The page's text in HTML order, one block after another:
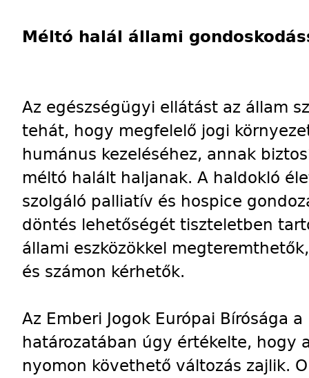
Méltó halál állami
Az egészségügyi ellátást az állam
tehát, hogy megfelelő jogi
humánus kezeléséhez, annak
méltó halált haljanak. A haldokló
szolgáló palliatív és hospice
döntés lehetőségét tiszteletben
állami eszközökkel
és számon kérhetők.
Az Emberi Jogok Európai Bírósága
határozatában úgy értékelte, hogy
nyomon követhető változás zajlik.